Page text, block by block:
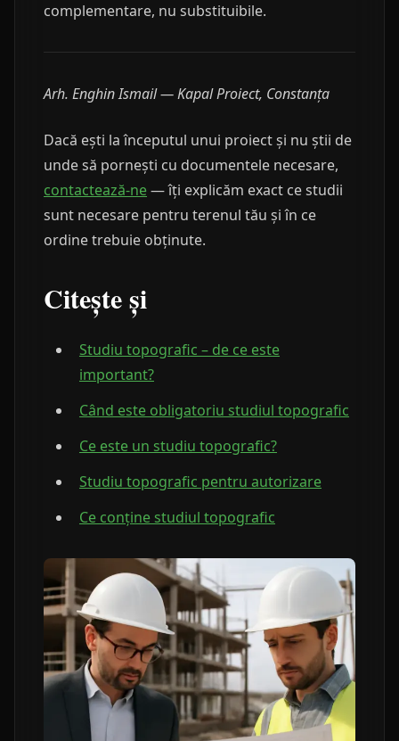
complementare, nu substituibile.
Arh. Enghin Ismail — Kapal Proiect, Constanța
Dacă ești la începutul unui proiect și nu știi de
unde să pornești cu documentele necesare,
contactează-ne— îți explicăm exact ce studii
sunt necesare pentru terenul tău și în ce
ordine trebuie obținute.
Citește și
Studiu topografic – de ce este
important?
Când este obligatoriu studiul topografic
Ce este un studiu topografic?
Studiu topografic pentru autorizare
Ce conține studiul topografic